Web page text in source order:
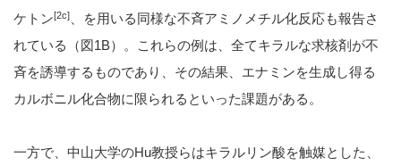
ケトン[2c]
、を用いる同様な不斉アミノメチル化反応も報告さ
れている（図1B）。これらの例は、全てキラルな求核剤が不
斉を誘導するものであり、その結果、エナミンを生成し得る
カルボニル化合物に限られるといった課題がある。
一方で、中山大学のHu教授らはキラルリン酸を触媒とした、